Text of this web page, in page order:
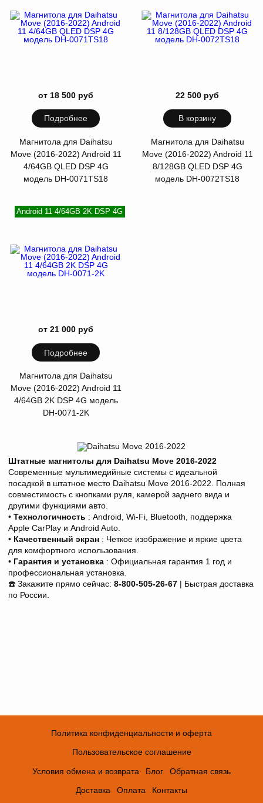
от 18 500 руб
Подробнее
Магнитола для Daihatsu
Move (2016-2022) Android 11
4/64GB QLED DSP 4G
модель DH-0071TS18
22 500 руб
В корзину
Магнитола для Daihatsu
Move (2016-2022) Android 11
8/128GB QLED DSP 4G
модель DH-0072TS18
Android 11 4/64GB 2K DSP 4G
от 21 000 руб
Подробнее
Магнитола для Daihatsu
Move (2016-2022) Android 11
4/64GB 2K DSP 4G модель
DH-0071-2K
Штатные магнитолы для Daihatsu Move 2016-2022
Современные мультимедийные системы с идеальной
посадкой в штатное место Daihatsu Move 2016-2022. Полная
совместимость с кнопками руля, камерой заднего вида и
другими функциями авто.
• Технологичность : Android, Wi-Fi, Bluetooth, поддержка
Apple CarPlay и Android Auto.
• Качественный экран : Четкое изображение и яркие цвета
для комфортного использования.
• Гарантия и установка : Официальная гарантия 1 год и
профессиональная установка.
☎️ Закажите прямо сейчас: 8-800-505-26-67 | Быстрая доставка
по России.
Политика конфиденциальности и оферта
Пользовательское соглашение
Условия обмена и возврата Блог Обратная связь
Доставка Оплата Контакты